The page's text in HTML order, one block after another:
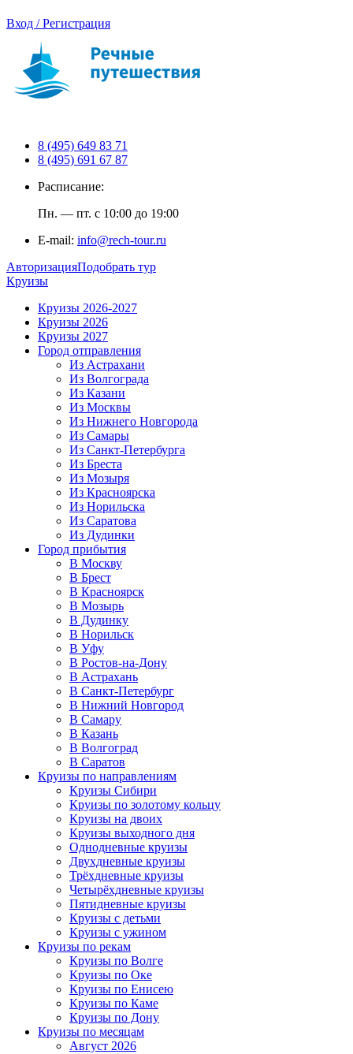
Вход / Регистрация
8 (495) 649 83 71
8 (495) 691 67 87
Расписание:
Пн. — пт. с 10:00 до 19:00
E-mail: info@rech-tour.ru
АвторизацияПодобрать тур
Круизы
Круизы 2026-2027
Круизы 2026
Круизы 2027
Город отправления
Из Астрахани
Из Волгограда
Из Казани
Из Москвы
Из Нижнего Новгорода
Из Самары
Из Санкт-Петербурга
Из Бреста
Из Мозыря
Из Красноярска
Из Норильска
Из Саратова
Из Дудинки
Город прибытия
В Москву
В Брест
В Красноярск
В Мозырь
В Дудинку
В Норильск
В Уфу
В Ростов-на-Дону
В Астрахань
В Санкт-Петербург
В Нижний Новгород
В Самару
В Казань
В Волгоград
В Саратов
Круизы по направлениям
Круизы Сибири
Круизы по золотому кольцу
Круизы на двоих
Круизы выходного дня
Однодневные круизы
Двухдневные круизы
Трёхдневные круизы
Четырёхдневные круизы
Пятидневные круизы
Круизы с детьми
Круизы с ужином
Круизы по рекам
Круизы по Волге
Круизы по Оке
Круизы по Енисею
Круизы по Каме
Круизы по Дону
Круизы по месяцам
Август 2026